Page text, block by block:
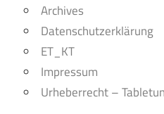
Archives
Datenschutzerklärung
ET_KT
Impressum
Urheberrecht –